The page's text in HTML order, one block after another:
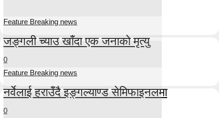
Feature Breaking news
जङ्गली च्याउ खाँदा एक जनाको मृत्यु
0
Feature Breaking news
नर्वेलाई हराउँदै इङ्गल्याण्ड सेमिफाइनलमा
0